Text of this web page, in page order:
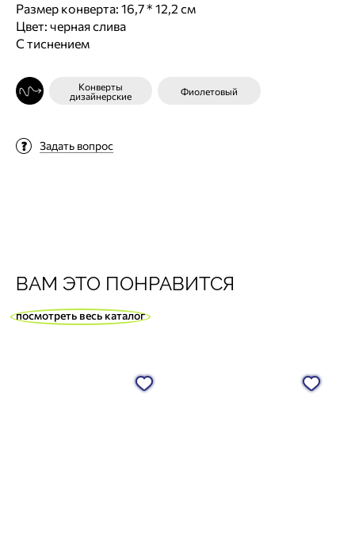
Размер конверта: 16,7 * 12,2 см
Цвет: черная слива
С тиснением
Конверты
дизайнерские
Фиолетовый
Задать вопрос
ВАМ ЭТО ПОНРАВИТСЯ
посмотреть весь каталог